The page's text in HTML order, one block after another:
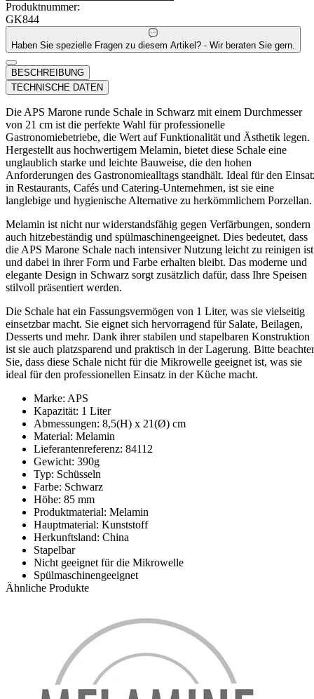
Produktnummer:
GK844
Haben Sie spezielle Fragen zu diesem Artikel? - Wir beraten Sie gern.
BESCHREIBUNG
TECHNISCHE DATEN
Die APS Marone runde Schale in Schwarz mit einem Durchmesser
von 21 cm ist die perfekte Wahl für professionelle
Gastronomiebetriebe, die Wert auf Funktionalität und Ästhetik legen.
Hergestellt aus hochwertigem Melamin, bietet diese Schale eine
unglaublich starke und leichte Bauweise, die den hohen
Anforderungen des Gastronomiealltags standhält. Ideal für den
in Restaurants, Cafés und Catering-Unternehmen, ist sie eine
langlebige und hygienische Alternative zu herkömmlichem Porzellan.
Melamin ist nicht nur widerstandsfähig gegen Verfärbungen, sondern
auch hitzebeständig und spülmaschinengeeignet. Dies bedeutet, dass
die APS Marone Schale nach intensiver Nutzung leicht zu reinigen ist
und dabei in ihrer Form und Farbe erhalten bleibt. Das moderne und
elegante Design in Schwarz sorgt zusätzlich dafür, dass Ihre Speisen
stilvoll präsentiert werden.
Die Schale hat ein Fassungsvermögen von 1 Liter, was sie vielseitig
einsetzbar macht. Sie eignet sich hervorragend für Salate, Beilagen,
Desserts und mehr. Dank ihrer stabilen und stapelbaren Konstruktion
ist sie auch platzsparend und praktisch in der Lagerung. Bitte
Sie, dass diese Schale nicht für die Mikrowelle geeignet ist, was sie
ideal für den professionellen Einsatz in der Küche macht.
Marke: APS
Kapazität: 1 Liter
Abmessungen: 8,5(H) x 21(Ø) cm
Material: Melamin
Lieferantenreferenz: 84112
Gewicht: 390g
Typ: Schüsseln
Farbe: Schwarz
Höhe: 85 mm
Produktmaterial: Melamin
Hauptmaterial: Kunststoff
Herkunftsland: China
Stapelbar
Nicht geeignet für die Mikrowelle
Spülmaschinengeeignet
Ähnliche Produkte